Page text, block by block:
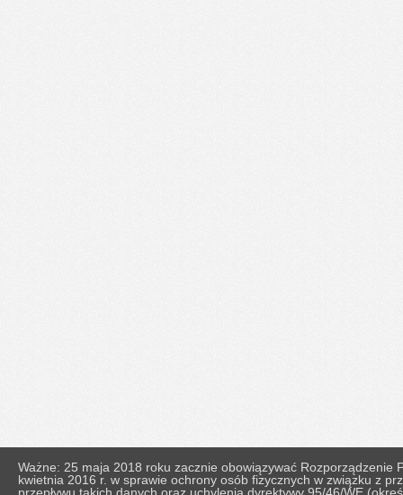
Ważne: 25 maja 2018 roku zacznie obowiązywać
kwietnia 2016 r. w sprawie ochrony osób fizycznych w związku z